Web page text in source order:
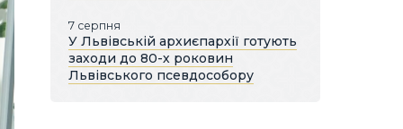
7 серпня
У Львівській архиєпархії готують
заходи до 80-х роковин
Львівського псевдособору